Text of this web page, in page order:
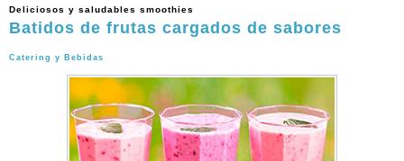
Deliciosos y saludables smoothies
Batidos de frutas cargados de sabores
Catering y Bebidas